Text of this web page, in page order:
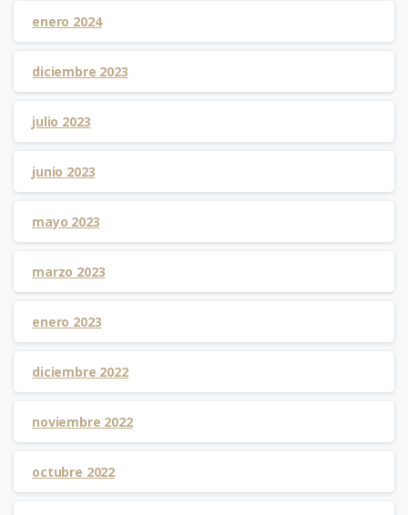
enero 2024
diciembre 2023
julio 2023
junio 2023
mayo 2023
marzo 2023
enero 2023
diciembre 2022
noviembre 2022
octubre 2022